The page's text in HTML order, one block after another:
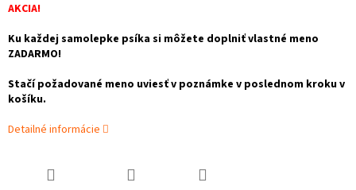
AKCIA!
Ku každej samolepke psíka si môžete doplniť vlastné meno
ZADARMO!
Stačí požadované meno uviesť v poznámke v poslednom kroku v
košíku.
Detailné informácie